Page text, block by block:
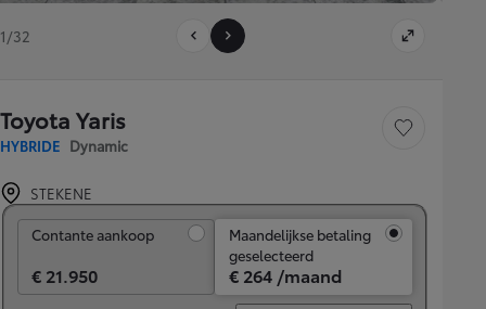
1/32
Toyota Yaris
HYBRIDE Dynamic
Voertuig opslaan
STEKENE
Contante aankoop
€ 21.950
Maandelijkse betaling
geselecteerd
€ 264 /maand